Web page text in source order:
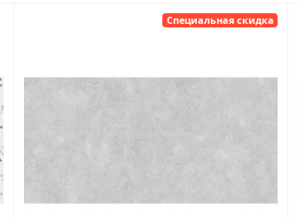
Специальная скидка